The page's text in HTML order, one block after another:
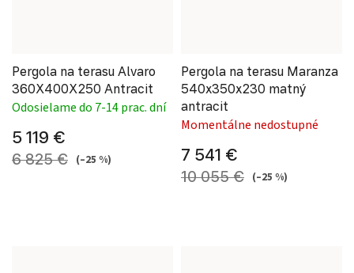
Pergola na terasu Alvaro
360X400X250 Antracit
Odosielame do 7-14 prac. dní
5 119 €
6 825 € (–25 %)
Pergola na terasu Maranza
540x350x230 matný
antracit
Momentálne nedostupné
7 541 €
10 055 € (–25 %)